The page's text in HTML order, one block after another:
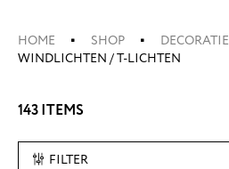
HOME SHOP
DECORATIE
WINDLICHTEN / T-LICHTEN
143 ITEMS
FILTER